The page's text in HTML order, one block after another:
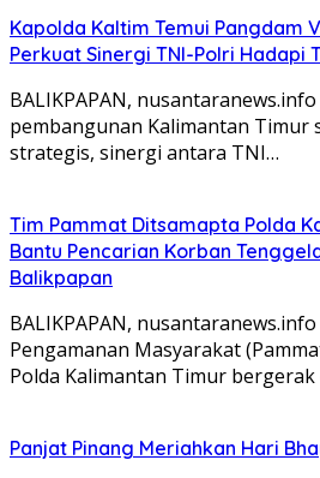
Kapolda Kaltim Temui Pangdam
Perkuat Sinergi TNI-Polri Hadapi
BALIKPAPAN,
pembangunan Kalimantan Timur
strategis, sinergi antara TNI…
Tim Pammat Ditsamapta Polda
Bantu Pencarian Korban
Balikpapan
BALIKPAPAN,
Pengamanan Masyarakat
Polda Kalimantan Timur
Panjat Pinang Meriahkan Hari